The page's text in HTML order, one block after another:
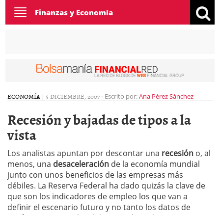
Toggle
navigation
Finanzas y Economía
ECONOMÍA | 5 DICIEMBRE, 2007- Escrito por:Ana Pérez Sánchez
Recesión y bajadas de tipos a la
vista
Los analistas apuntan por descontar una recesión o, al
menos, una desaceleración de la economía mundial
junto con unos beneficios de las empresas más
débiles. La Reserva Federal ha dado quizás la clave de
que son los indicadores de empleo los que van a
definir el escenario futuro y no tanto los datos de